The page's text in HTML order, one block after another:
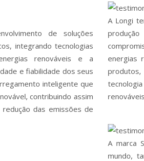
de soluções
integrando tecnologias
renováveis e a
e fiabilidade dos seus
inteligente que
contribuindo assim
das emissões de
A Longi
energias
A marca
mundo,